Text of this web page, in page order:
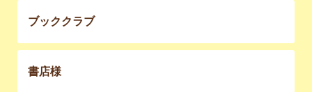
ブッククラブ
書店様